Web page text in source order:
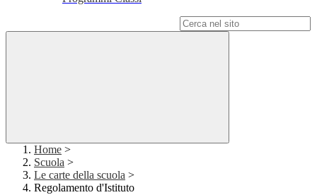
Home >
Scuola >
Le carte della scuola >
Regolamento d'Istituto